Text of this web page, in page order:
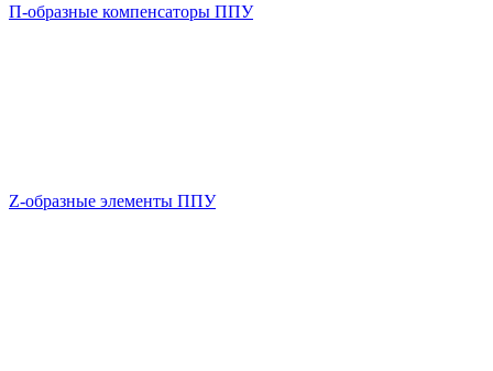
П-образные компенсаторы ППУ
Z-образные элементы ППУ